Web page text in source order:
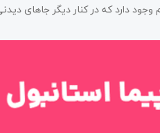
دارد که در کنار دیگر جاهای دیدنی